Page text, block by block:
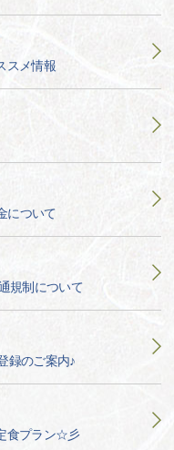
スメ情報
について
規制について
録のご案内♪
食プラン☆彡